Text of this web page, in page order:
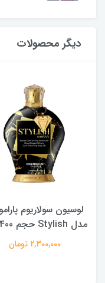
دیگر محصولات
لوسیون سولاریوم
مدل Stylish حجم 400 میل
2,300,000 تومان